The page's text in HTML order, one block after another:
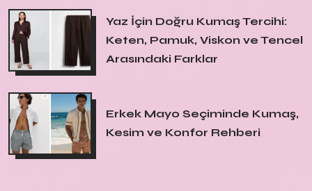
Yaz İçin Doğru Kumaş Tercihi:
Keten, Pamuk, Viskon ve Tencel
Arasındaki Farklar
Erkek Mayo Seçiminde Kumaş,
Kesim ve Konfor Rehberi